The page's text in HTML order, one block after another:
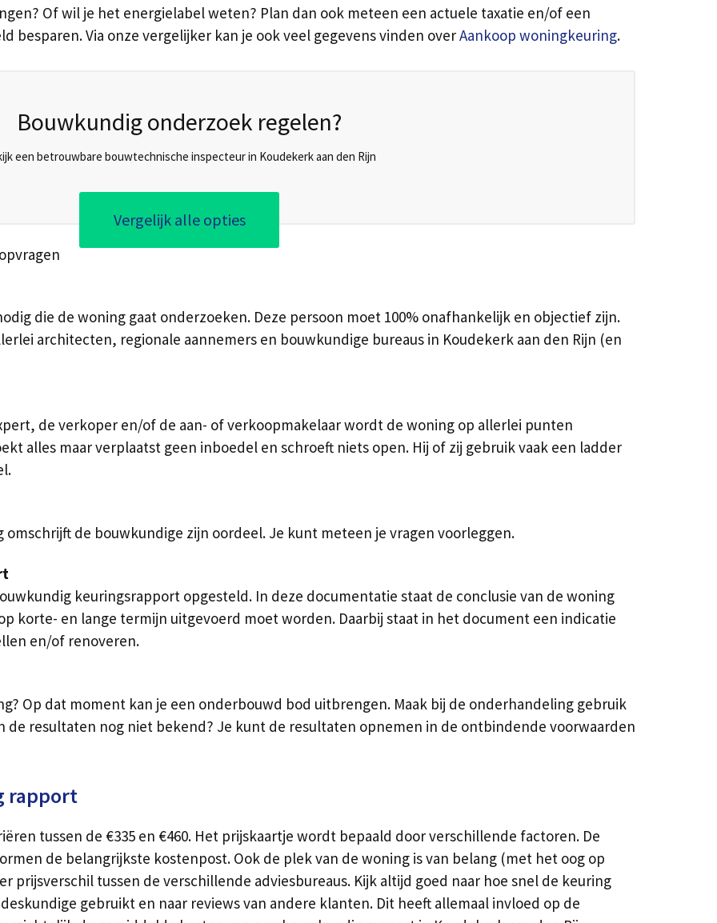
Of wil je het energielabel weten? Plan dan ook meteen een actuele taxatie en/of een
besparen. Via onze vergelijker kan je ook veel gegevens vinden overAankoop woningkeuring.
Bouwkundig onderzoek regelen?
een betrouwbare bouwtechnische inspecteur in Koudekerk aan den Rijn
Vergelijk alle opties
die de woning gaat onderzoeken. Deze persoon moet 100% onafhankelijk en objectief zijn.
architecten, regionale aannemers en bouwkundige bureaus in Koudekerk aan den Rijn (en
de verkoper en/of de aan- of verkoopmakelaar wordt de woning op allerlei punten
alles maar verplaatst geen inboedel en schroeft niets open. Hij of zij gebruik vaak een ladder
de bouwkundige zijn oordeel. Je kunt meteen je vragen voorleggen.
keuringsrapport opgesteld. In deze documentatie staat de conclusie van de woning
korte- en lange termijn uitgevoerd moet worden. Daarbij staat in het document een indicatie
en/of renoveren.
Op dat moment kan je een onderbouwd bod uitbrengen. Maak bij de onderhandeling gebruik
de resultaten nog niet bekend? Je kunt de resultaten opnemen in de ontbindende voorwaarden
rapport
tussen de €335 en €460. Het prijskaartje wordt bepaald door verschillende factoren. De
de belangrijkste kostenpost. Ook de plek van de woning is van belang (met het oog op
prijsverschil tussen de verschillende adviesbureaus. Kijk altijd goed naar hoe snel de keuring
gebruikt en naar reviews van andere klanten. Dit heeft allemaal invloed op de